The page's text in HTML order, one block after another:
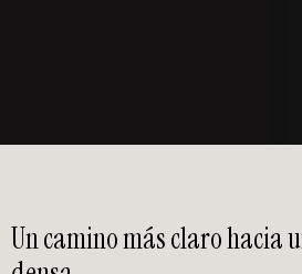
Un camino más claro hacia